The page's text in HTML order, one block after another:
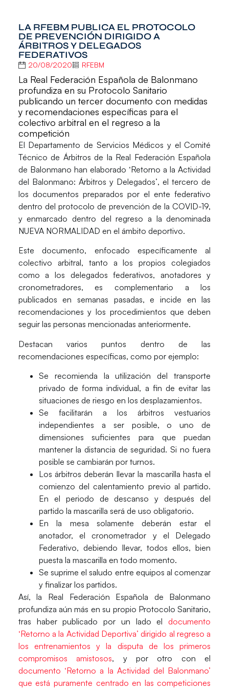
LA RFEBM PUBLICA EL PROTOCOLO
DE PREVENCIÓN DIRIGIDO A
ÁRBITROS Y DELEGADOS
FEDERATIVOS
20/08/2020 RFEBM
La Real Federación Española de Balonmano
profundiza en su Protocolo Sanitario
publicando un tercer documento con medidas
y recomendaciones específicas para el
colectivo arbitral en el regreso a la
competición
El Departamento de Servicios Médicos y elComité
Técnico de Árbitrosde la Real Federación Española
de Balonmano han elaborado ‘Retorno a la Actividad
del Balonmano: Árbitros y Delegados’, el tercero de
los documentos preparados por el ente federativo
dentro del protocolo de prevención de la COVID-19,
y enmarcado dentro del regreso a la denominada
NUEVA NORMALIDAD en el ámbito deportivo.
Este documento, enfocado específicamente al
colectivo arbitral, tanto a los propioscolegiados
como a los delegados federativos, anotadores y
cronometradores, es complementario a los
publicados en semanas pasadas, e incide en las
recomendaciones y los procedimientos que deben
seguir las personas mencionadas anteriormente.
Destacan varios puntos dentro de las
recomendaciones específicas, como por ejemplo:
Se recomienda lautilización del transporte
privado de forma individual, a fin de evitar las
situaciones de riesgo en los desplazamientos.
Se facilitarán a los árbitros vestuarios
independientes a ser posible, o uno de
dimensiones suficientes para que puedan
mantener la distancia de seguridad. Si no fuera
posible se cambiarán por turnos.
Los árbitros deberán llevar la mascarilla hasta el
comienzo del calentamiento previo al partido.
En el periodo de descanso y después del
partido la mascarilla será de uso obligatorio.
En la mesa solamente deberán estar el
anotador, el cronometrador y el Delegado
Federativo, debiendo llevar, todos ellos, bien
puesta la mascarilla en todo momento.
Se suprime el saludo entre equipos al comenzar
y finalizar los partidos.
Así, la Real Federación Española de Balonmano
profundiza aún más en su propio Protocolo Sanitario,
tras haber publicado por un lado eldocumento
‘Retorno a la Actividad Deportiva’ dirigido al regreso a
los entrenamientos y la disputa de los primeros
compromisos amistosos, y por otro con el
documento ‘Retorno a la Actividad del Balonmano’
que está puramente centrado en las competiciones